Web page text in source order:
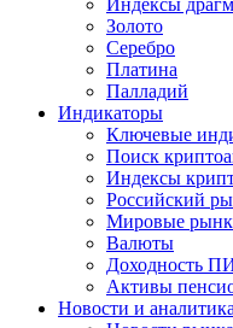
Золото
Серебро
Платина
Палладий
Индикаторы
Ключевые
Поиск
Индексы
Российский
Мировые
Валюты
Доходность
Активы
Новости и аналитика